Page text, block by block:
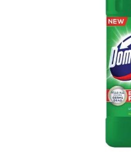
Echipamente de curăţenie
Folie aluminiu,folie alimentara